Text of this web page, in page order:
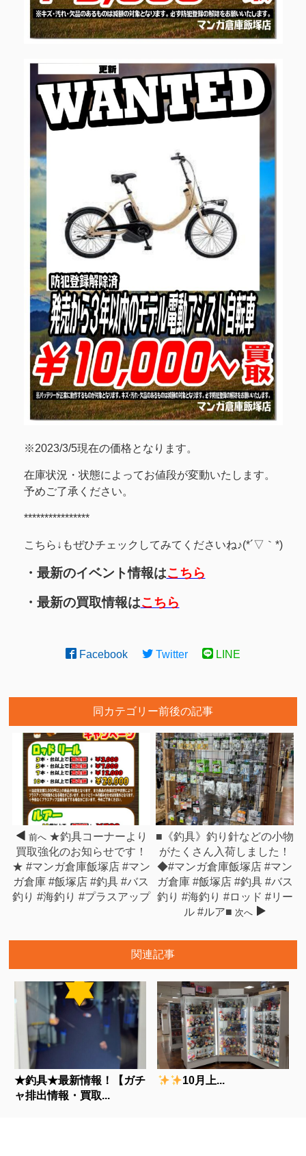
※2023/3/5現在の価格となります。
在庫状況・状態によってお値段が変動いたします。
予めご了承ください。
****************
こちら↓もぜひチェックしてみてくださいね♪(*´▽｀*)
・最新のイベント情報はこちら
・最新の買取情報はこちら
Facebook Twitter LINE
同カテゴリー前後の記事
前へ ★釣具コーナーより
買取強化のお知らせです！
★ #マンガ倉庫飯塚店 #マン
ガ倉庫 #飯塚店 #釣具 #バス
釣り #海釣り #プラスアップ
■《釣具》釣り針などの小物
がたくさん入荷しました！
◆#マンガ倉庫飯塚店 #マン
ガ倉庫 #飯塚店 #釣具 #バス
釣り #海釣り #ロッド #リー
ル #ルア■ 次へ
関連記事
★釣具★最新情報！【ガチ
ャ排出情報・買取...
10月上...